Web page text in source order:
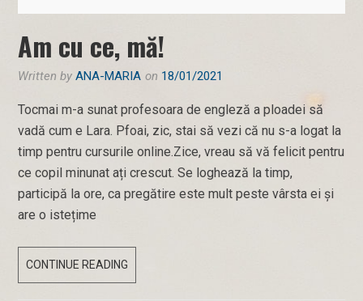
Am cu ce, mă!
Written byANA-MARIA on 18/01/2021
Tocmai m-a sunat profesoara de engleză a ploadei să
vadă cum e Lara. Pfoai, zic, stai să vezi că nu s-a logat la
timp pentru cursurile online.Zice, vreau să vă felicit pentru
ce copil minunat ați crescut. Se loghează la timp,
participă la ore, ca pregătire este mult peste vârsta ei și
are o istețime
CONTINUE READING
CU